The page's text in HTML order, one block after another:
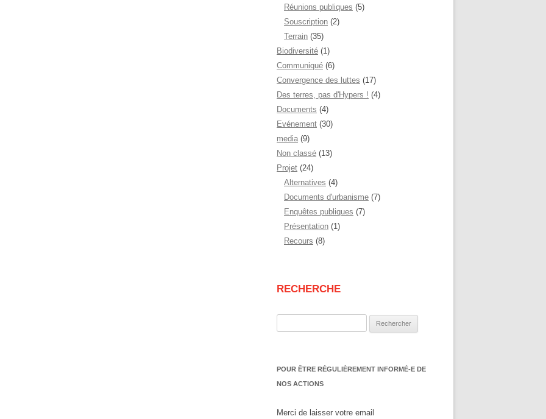
Réunions publiques (5)
Souscription (2)
Terrain (35)
Biodiversité (1)
Communiqué (6)
Convergence des luttes (17)
Des terres, pas d'Hypers ! (4)
Documents (4)
Evénement (30)
media (9)
Non classé (13)
Projet (24)
Alternatives (4)
Documents d'urbanisme (7)
Enquêtes publiques (7)
Présentation (1)
Recours (8)
RECHERCHE
POUR ÊTRE RÉGULIÈREMENT INFORMÉ-E DE
NOS ACTIONS
Merci de laisser votre email